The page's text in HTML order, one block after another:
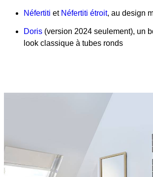
Néfertiti et Néfertiti étroit, au design
Doris (version 2024 seulement), un
look classique à tubes ronds